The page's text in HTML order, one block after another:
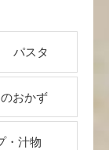
パスタ
おかず
・汁物